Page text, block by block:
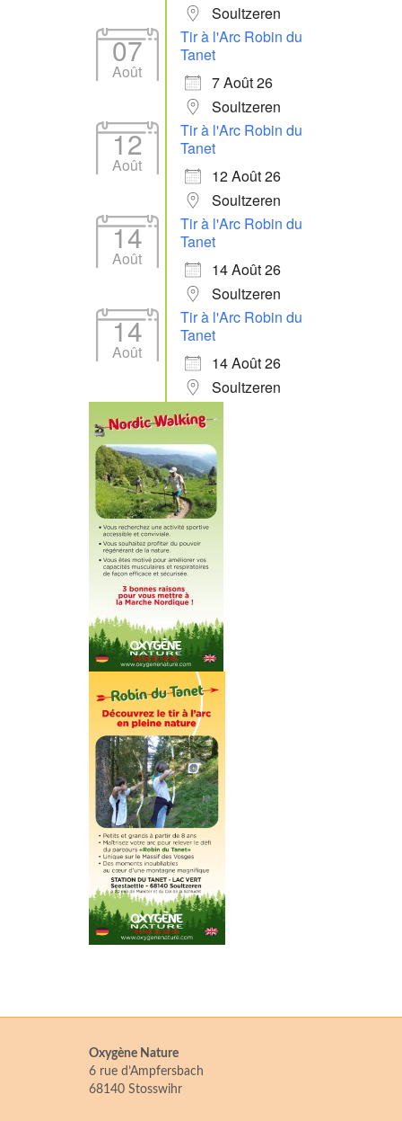
Soultzeren
07
Août
Tir à l'Arc Robin du
Tanet
7 Août 26
Soultzeren
12
Août
Tir à l'Arc Robin du
Tanet
12 Août 26
Soultzeren
14
Août
Tir à l'Arc Robin du
Tanet
14 Août 26
Soultzeren
14
Août
Tir à l'Arc Robin du
Tanet
14 Août 26
Soultzeren
Oxygène Nature
6 rue d’Ampfersbach
68140 Stosswihr